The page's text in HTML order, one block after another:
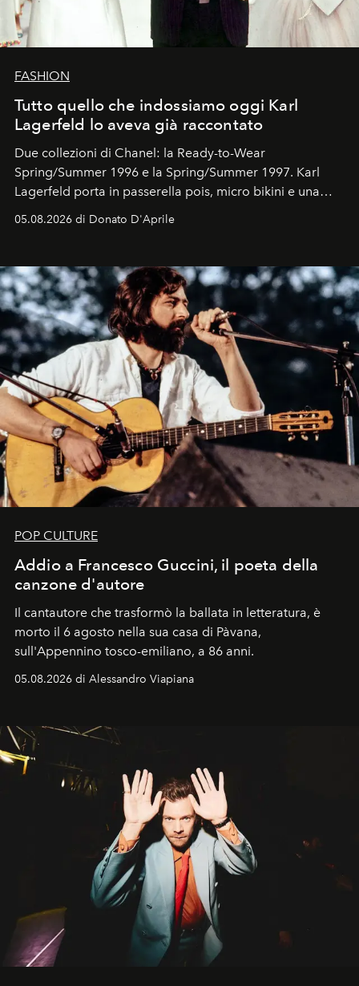
FASHION
Tutto quello che indossiamo oggi Karl
Lagerfeld lo aveva già raccontato
Due collezioni di Chanel: la Ready-to-Wear
Spring/Summer 1996 e la Spring/Summer 1997. Karl
Lagerfeld porta in passerella pois, micro bikini e una
Kate, Claudia e Carla una dietro l'altra. Trent'anni dopo,
uno dei documenti più contemporanei che abbiamo.
05.08.2026 di Donato D'Aprile
POP CULTURE
Addio a Francesco Guccini, il poeta della
canzone d'autore
Il cantautore che trasformò la ballata in letteratura, è
morto il 6 agosto nella sua casa di Pàvana,
sull'Appennino tosco-emiliano, a 86 anni.
05.08.2026 di Alessandro Viapiana